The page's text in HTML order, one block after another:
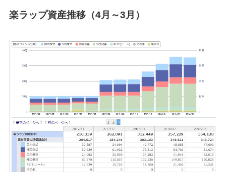
楽ラップ資産推移（4月～3月）